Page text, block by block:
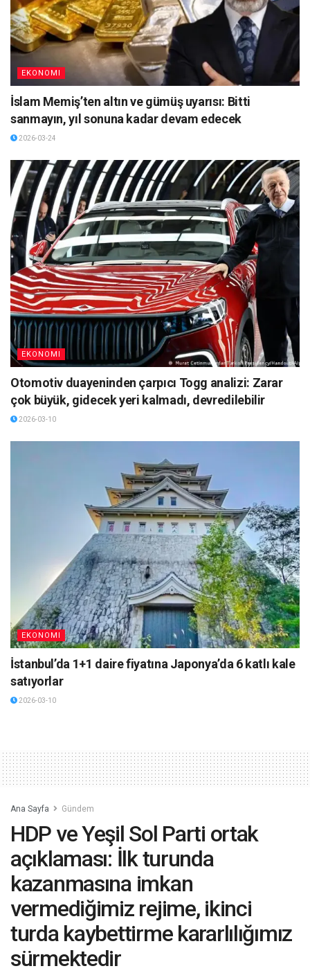
EKONOMI
İslam Memiş’ten altın ve gümüş uyarısı: Bitti
sanmayın, yıl sonuna kadar devam edecek
2026-03-24
EKONOMI
Otomotiv duayeninden çarpıcı Togg analizi: Zarar
çok büyük, gidecek yeri kalmadı, devredilebilir
2026-03-10
EKONOMI
İstanbul’da 1+1 daire fiyatına Japonya’da 6 katlı kale
satıyorlar
2026-03-10
Ana Sayfa Gündem
HDP ve Yeşil Sol Parti ortak
açıklaması: İlk turunda
kazanmasına imkan
vermediğimiz rejime, ikinci
turda kaybettirme kararlılığımız
sürmektedir